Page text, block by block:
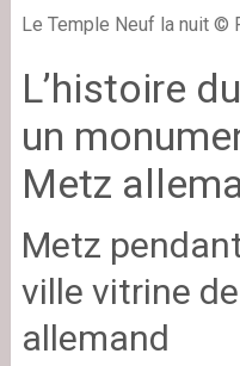
Le Temple Neuf la nuit ©
L’histoire
un
Metz
Metz
ville vitrine de
allemand